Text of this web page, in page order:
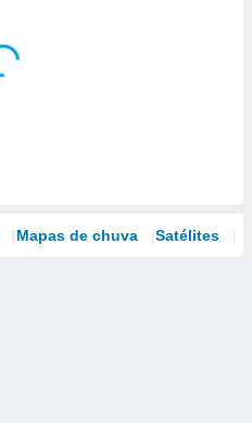
Mapas de chuva Satélites